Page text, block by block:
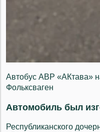
Автобус АВР «АКтава»
Фольксваген
Автомобиль был
Республиканского